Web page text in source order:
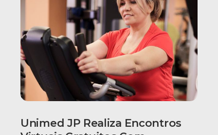
Unimed JP Realiza Encontros